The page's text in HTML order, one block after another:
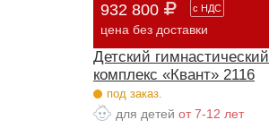
932 800 с НДС
цена без доставки
Детский гимнастический
комплекс «Квант» 2116
под заказ.
для детей от 7-12 лет